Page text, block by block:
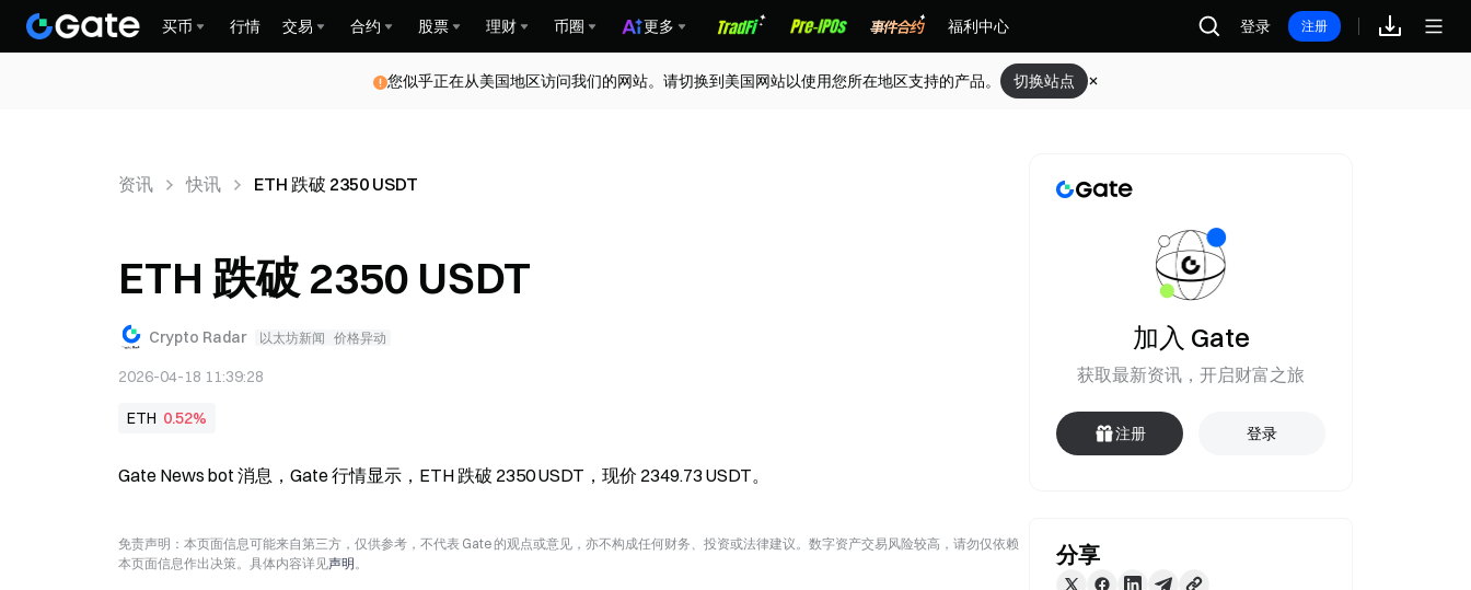
买币 行情 交易 合约 股票 理财 币圈 更多 福利中心 登录 注册
您似乎正在从美国地区访问我们的网站。请切换到美国网站以使用您所在地区支持的产品。 切换站点
资讯 快讯 ETH 跌破 2350 USDT
ETH 跌破 2350 USDT
Crypto Radar 以太坊新闻 价格异动
2026-04-18 11:39:28
ETH 0.52%
Gate News bot 消息，Gate 行情显示，ETH 跌破 2350 USDT，现价 2349.73 USDT。
免责声明：本页面信息可能来自第三方，仅供参考，不代表 Gate 的观点或意见，亦不构成任何财务、投资或法律建议。数字资产交易风险较高，请勿仅依赖
本页面信息作出决策。具体内容详见声明。
加入 Gate
获取最新资讯，开启财富之旅
注册 登录
分享